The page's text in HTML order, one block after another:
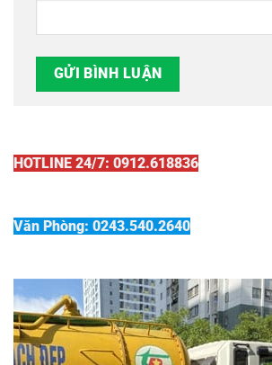
HOTLINE 24/7: 0912.618836
Văn Phòng: 0243.540.2640